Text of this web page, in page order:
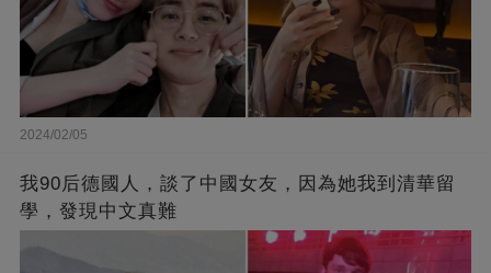
2024/02/05
我90后德國人，談了中國女友，因為她我到清華留
學，發現中文真難